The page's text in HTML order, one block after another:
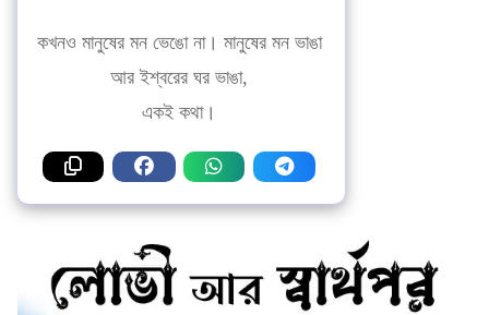
কখনও মানুষের মন ভেঙো না। মানুষের মন ভাঙা
আর ইশ্বরের ঘর ভাঙা,
একই কথা।